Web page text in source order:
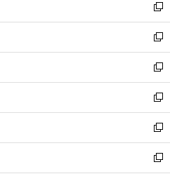
で
開
く
ド
ウ
で
開
く
ィ
ン
ド
ウ
で
開
く
い
ウ
ィ
ン
ド
ウ
で
開
く
新
し
い
ウ
ィ
ン
ド
ウ
で
開
く
新
し
い
ウ
ィ
ン
ド
ウ
で
開
新
し
い
ウ
ィ
ン
ド
ウ
新
し
い
ウ
ィ
ン
新
し
い
ウ
新
し